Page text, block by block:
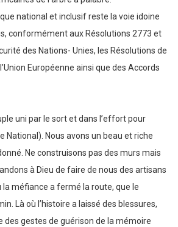
national et inclusif reste la voie idoine
conformément aux Résolutions 2773 et
des Nations- Unies, les Résolutions de
Européenne ainsi que des Accords
uni par le sort et dans l’effort pour
National). Nous avons un beau et riche
Ne construisons pas des murs mais
à Dieu de faire de nous des artisans
la méfiance a fermé la route, que le
Là où l’histoire a laissé des blessures,
des gestes de guérison de la mémoire